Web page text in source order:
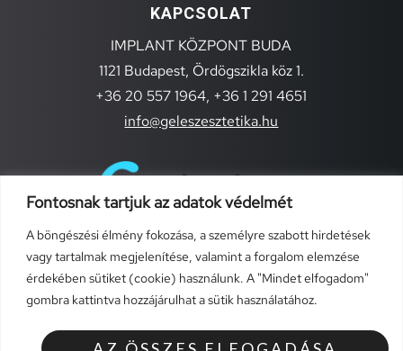
Fontosnak tartjuk az adatok védelmét
A böngészési élmény fokozása, a személyre szabott hirdetések
vagy tartalmak megjelenítése, valamint a forgalom elemzése
érdekében sütiket (cookie) használunk. A "Mindet elfogadom"
gombra kattintva hozzájárulhat a sütik használatához.
KAPCSOLAT
IMPLANT KÖZPONT BUDA
1121 Budapest, Ördögszikla köz 1.
+36 20 557 1964, +36 1 291 4651
info@geleszesztetika.hu
Általános szerződési feltételek (szolgáltatások)